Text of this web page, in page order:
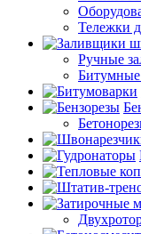
Тележки
Ручные